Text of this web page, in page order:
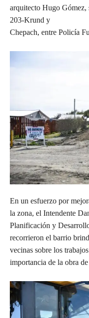
arquitecto Hugo Gómez,
203-Krund y
Chepach, entre Policía
En un esfuerzo por
la zona, el Intendente
Planificación y
recorrieron el barrio
vecinas sobre los
importancia de la obra